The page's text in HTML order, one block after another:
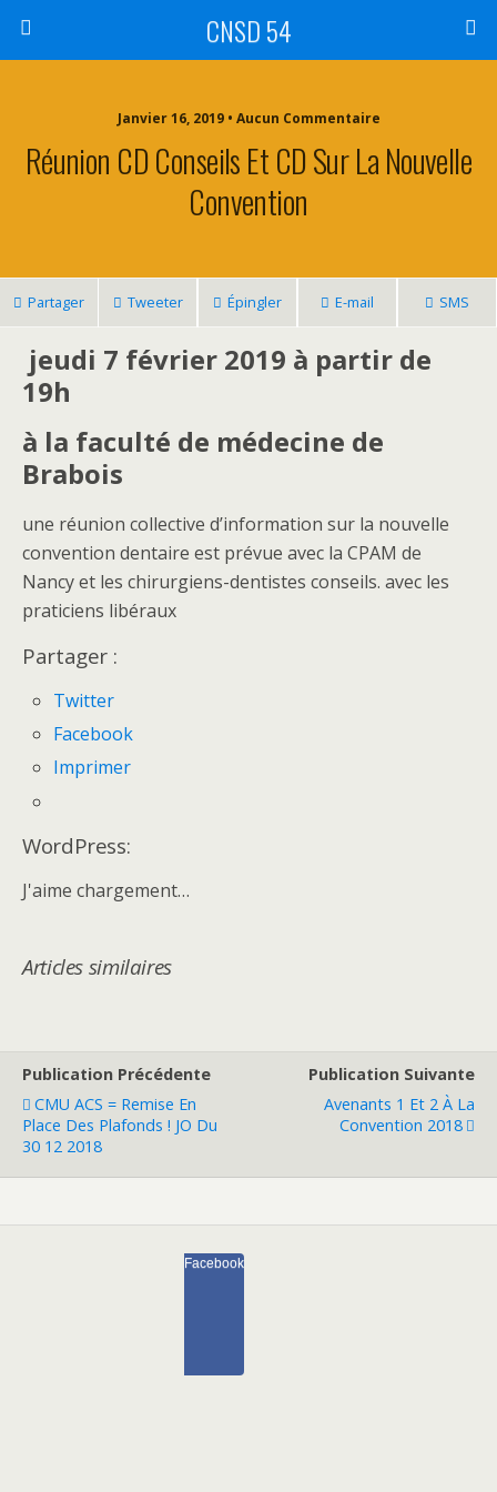
CNSD 54
Janvier 16, 2019 • Aucun Commentaire
Réunion CD Conseils Et CD Sur La Nouvelle
Convention
Partager Tweeter Épingler E-mail SMS
jeudi 7 février 2019 à partir de
19h
à la faculté de médecine de
Brabois
une réunion collective d’information sur la nouvelle
convention dentaire est prévue avec la CPAM de
Nancy et les chirurgiens-dentistes conseils. avec les
praticiens libéraux
Partager :
Twitter
Facebook
Imprimer
WordPress:
J'aime chargement…
Articles similaires
Publication Précédente
CMU ACS = Remise En
Place Des Plafonds ! JO Du
30 12 2018
Publication Suivante
Avenants 1 Et 2 À La
Convention 2018
Facebook